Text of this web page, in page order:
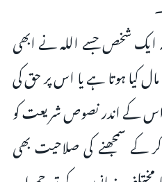
ایک شخص جسے اللہ نے ابھی
کیا ہوتا ہے یا اس پر حق کی
اس کے اندر نصوص شریعت کو
سمجھنے کی صلاحیت بھی